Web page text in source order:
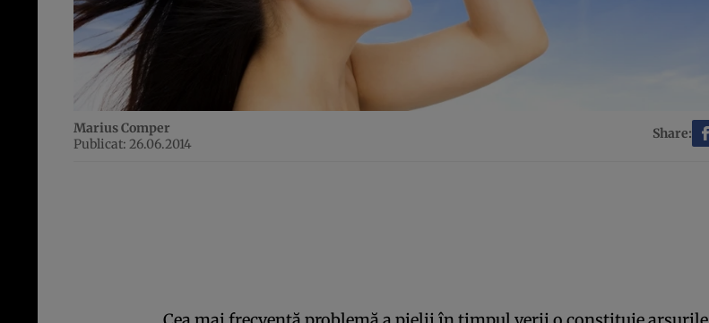
Marius Comper
Publicat: 26.06.2014
Share: